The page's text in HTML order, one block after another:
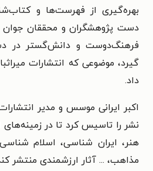
بهره‌گیری از فهرست‌ها و
دست پژوهشگران و محققان
فرهنگ‌دوست و دانش‌گستر در
گیرد، موضوعی که انتشارات
داد.
نشر را تاسیس کرد تا در زمینه‌های
هنر، ایران شناسی، اسلام
مذاهب، ... آثار ارزشمندی منتشر